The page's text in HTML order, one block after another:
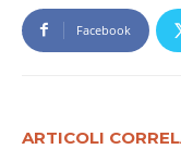
Facebook
ARTICOLI